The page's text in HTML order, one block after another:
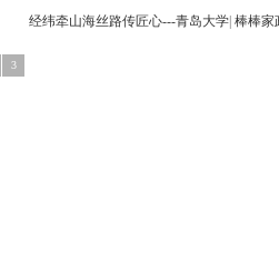
经纬牵山海丝路传匠心---青岛大学 棒棒家
3